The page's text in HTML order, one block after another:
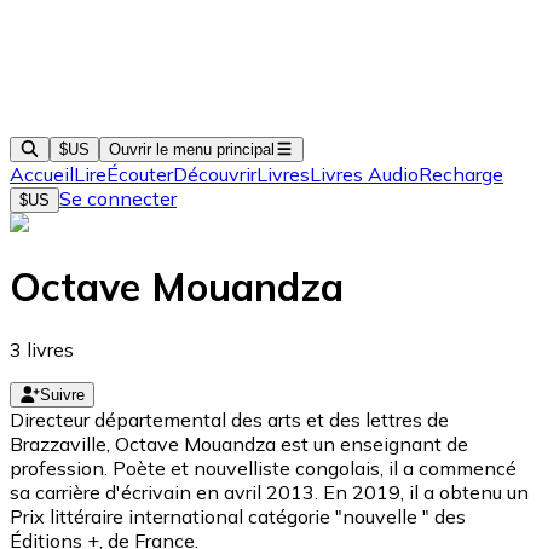
$US Ouvrir le menu principal
AccueilLireÉcouterDécouvrirLivresLivres AudioRecharge
$US Se connecter
Octave Mouandza
3 livres
Suivre
Directeur départemental des arts et des lettres de
Brazzaville, Octave Mouandza est un enseignant de
profession. Poète et nouvelliste congolais, il a commencé
sa carrière d'écrivain en avril 2013. En 2019, il a obtenu un
Prix littéraire international catégorie "nouvelle " des
Éditions +, de France.